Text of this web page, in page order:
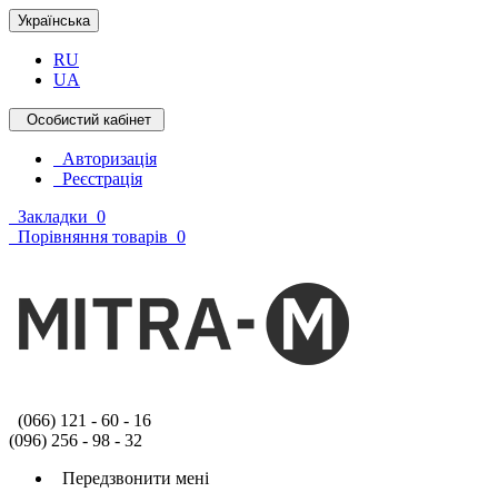
Українська
RU
UA
Особистий кабінет
Авторизація
Реєстрація
Закладки 0
Порівняння товарів 0
(066) 121 - 60 - 16
(096) 256 - 98 - 32
Передзвонити мені